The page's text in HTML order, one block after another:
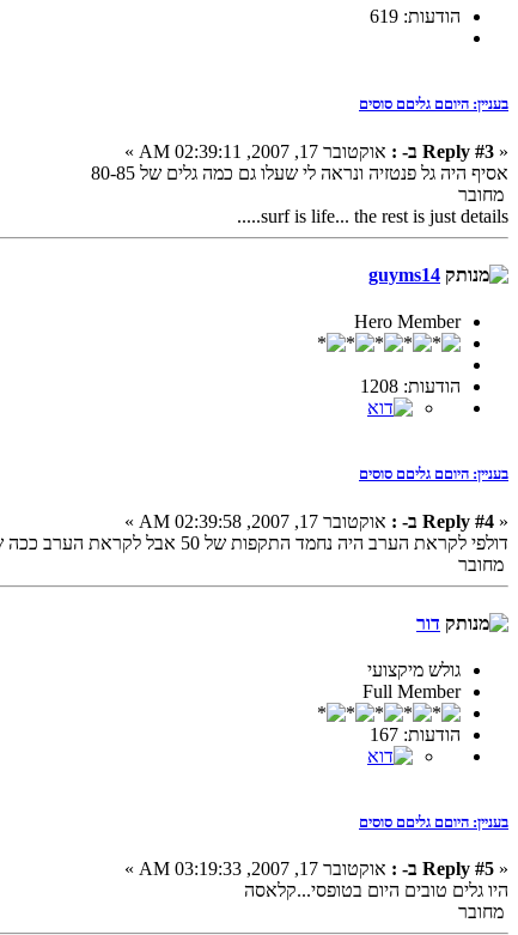
הודעות: 619
בעניין: היוםם גליםם סוסים
« Reply #3 ב- :
אוקטובר 17, 2007, 02:39:11 AM »
אסיף היה גל פנטזיה ונראה לי שעלו גם כמה גלים של 80-85
מחובר
surf is life... the rest is just details.....
guyms14
Hero Member
הודעות: 1208
בעניין: היוםם גליםם סוסים
« Reply #4 ב- :
אוקטובר 17, 2007, 02:39:58 AM »
דולפי לקראת הערב היה נחמד התקפות של 50 אבל לקראת הערב ככה שכבר כמעט חושך נהיו גלים ג'ורה
מחובר
דור
גולש מיקצועי
Full Member
הודעות: 167
בעניין: היוםם גליםם סוסים
« Reply #5 ב- :
אוקטובר 17, 2007, 03:19:33 AM »
היו גלים טובים היום בטופסי...קלאסה
מחובר